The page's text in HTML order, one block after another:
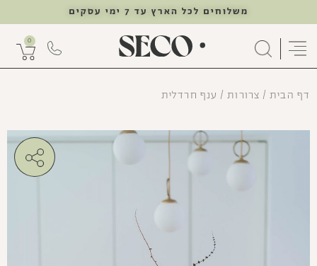
משלוחים לכל הארץ עד 7 ימי עסקים
0
דף הבית/ צרורות/ ענף חרדלית